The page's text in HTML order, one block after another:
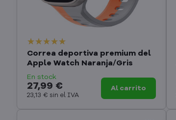
Correa deportiva premium del
Apple Watch Naranja/Gris
En stock
27,99 €
23,13 € sin el IVA
Al carrito